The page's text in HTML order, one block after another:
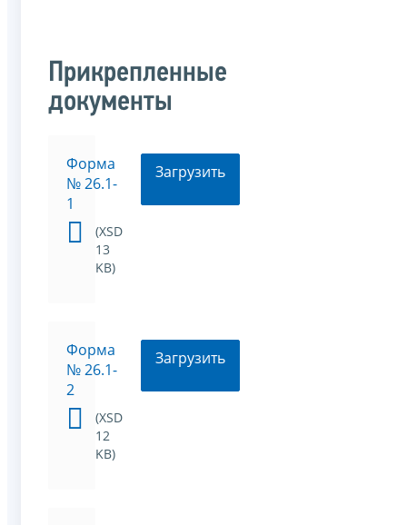
Прикрепленные
документы
Форма
№ 26.1-
1
(XSD
13
KB)
Загрузить
Форма
№ 26.1-
2
(XSD
12
KB)
Загрузить